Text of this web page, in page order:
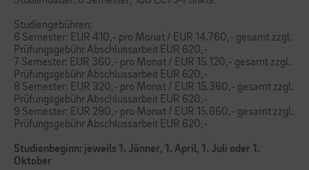
Studiengebühren:
6 Semester: EUR 410,- pro Monat / EUR 14.760,- gesamt zzgl.
Prüfungsgebühr Abschlussarbeit EUR 620,-
7 Semester: EUR 360,- pro Monat / EUR 15.120,- gesamt zzgl.
Prüfungsgebühr Abschlussarbeit EUR 620,-
8 Semester: EUR 320,- pro Monat / EUR 15.360,- gesamt zzgl.
Prüfungsgebühr Abschlussarbeit EUR 620,-
9 Semester: EUR 290,- pro Monat / EUR 15.660,- gesamt zzgl.
Prüfungsgebühr Abschlussarbeit EUR 620,-
Studienbeginn: jeweils 1. Jänner, 1. April, 1. Juli oder 1.
Oktober